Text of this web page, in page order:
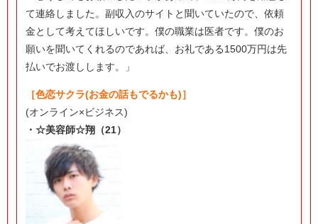
て連絡しました。副収入のサイトと聞いていたので、依頼
金として考えてほしいです。僕の職業は医者です。僕のお
願いを聞いてくれるのであれば、お礼である1500万円は先
払いでお渡しします。」
［色恋サクラ(お金の話もでるかも)］
(オンライン×ビジネス)
・☆美容師☆翔（21）